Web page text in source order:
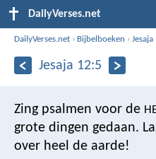
DailyVerses.net
DailyVerses.net › Bijbelboeken ›Jesaja
Jesaja 12:5
Zing psalmen voor de
grote dingen gedaan.
over heel de aarde!